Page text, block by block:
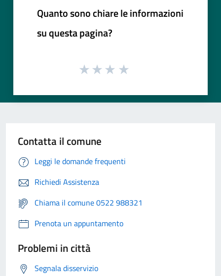
Quanto sono chiare le informazioni
su questa pagina?
Contatta il comune
Leggi le domande frequenti
Richiedi Assistenza
Chiama il comune 0522 988321
Prenota un appuntamento
Problemi in città
Segnala disservizio